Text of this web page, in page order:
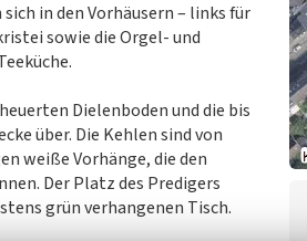
in den Vorhäusern – links für
sowie die Orgel- und
Dielenboden und die bis
über. Die Kehlen sind von
weiße Vorhänge, die den
Der Platz des Predigers
grün verhangenen Tisch.